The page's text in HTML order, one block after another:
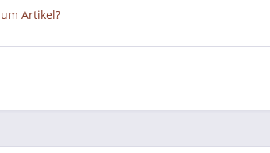
Artikel?